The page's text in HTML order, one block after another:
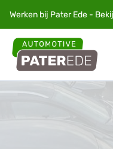
Werken bij Pater Ede -